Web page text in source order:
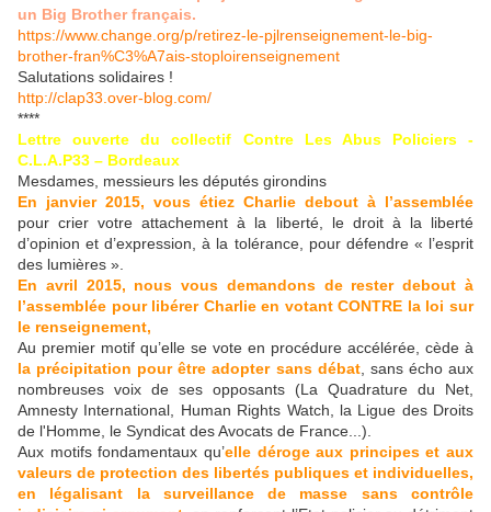
un Big Brother français.
https://www.change.org/p/retirez-le-pjlrenseignement-le-big-
brother-fran%C3%A7ais-stoploirenseignement
Salutations solidaires !
http://clap33.over-blog.com/
****
Lettre ouverte du collectif Contre Les Abus Policiers -
C.L.A.P33 – Bordeaux
Mesdames, messieurs les députés girondins
En janvier 2015, vous étiez Charlie debout à l’assemblée
pour crier votre attachement à la liberté, le droit à la liberté
d’opinion et d’expression, à la tolérance, pour défendre « l’esprit
des lumières ».
En avril 2015, nous vous demandons de rester debout à
l’assemblée pour libérer Charlie en votant CONTRE la loi sur
le renseignement,
Au premier motif qu’elle se vote en procédure accélérée, cède à
la précipitation pour être adopter sans débat, sans écho aux
nombreuses voix de ses opposants (La Quadrature du Net,
Amnesty International, Human Rights Watch, la Ligue des Droits
de l'Homme, le Syndicat des Avocats de France...).
Aux motifs fondamentaux qu’elle déroge aux principes et aux
valeurs de protection des libertés publiques et individuelles,
en légalisant la surveillance de masse sans contrôle